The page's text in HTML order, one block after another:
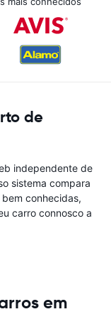
de
independente de
sistema compara
conhecidas,
carro connosco a
em